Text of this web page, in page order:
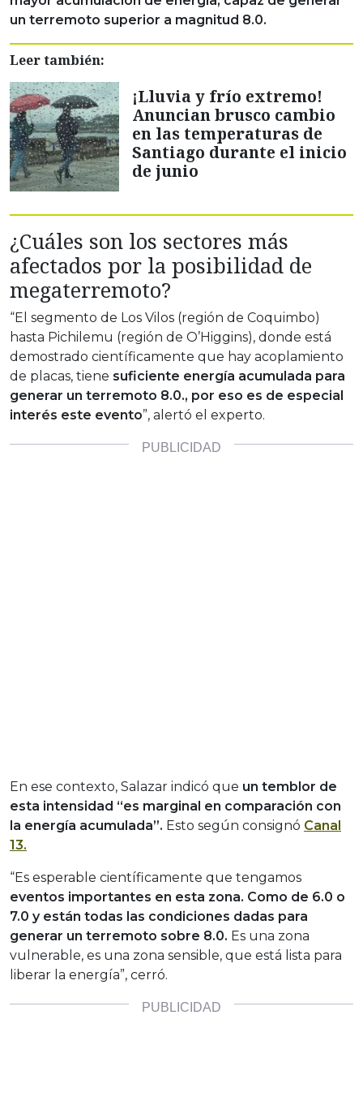
un terremoto superior a magnitud 8.0.
Leer también:
¡Lluvia y frío extremo!
Anuncian brusco cambio
en las temperaturas de
Santiago durante el inicio
de junio
¿Cuáles son los sectores más
afectados por la posibilidad de
megaterremoto?
“El segmento de Los Vilos (región de Coquimbo)
hasta Pichilemu (región de O’Higgins), donde está
demostrado científicamente que hay acoplamiento
de placas, tiene suficiente energía acumulada para
generar un terremoto 8.0., por eso es de especial
interés este evento”, alertó el experto.
En ese contexto, Salazar indicó que un temblor de
esta intensidad “es marginal en comparación con
la energía acumulada”. Esto según consignó Canal
13.
“Es esperable científicamente que tengamos
eventos importantes en esta zona. Como de 6.0 o
7.0 y están todas las condiciones dadas para
generar un terremoto sobre 8.0. Es una zona
vulnerable, es una zona sensible, que está lista para
liberar la energía”, cerró.